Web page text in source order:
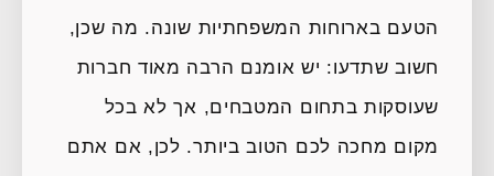
הטעם בארוחות המשפחתיות שונה. מה שכן,
חשוב שתדעו: יש אומנם הרבה מאוד חברות
שעוסקות בתחום המטבחים, אך לא בכל
מקום מחכה לכם הטוב ביותר. לכן, אם אתם